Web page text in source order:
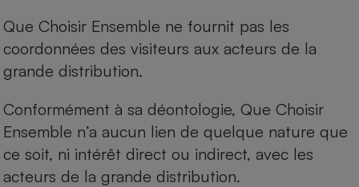
Que Choisir Ensemble ne fournit pas les
coordonnées des visiteurs aux acteurs de la
grande distribution.
Conformément à sa déontologie, Que Choisir
Ensemble n’a aucun lien de quelque nature que
ce soit, ni intérêt direct ou indirect, avec les
acteurs de la grande distribution.